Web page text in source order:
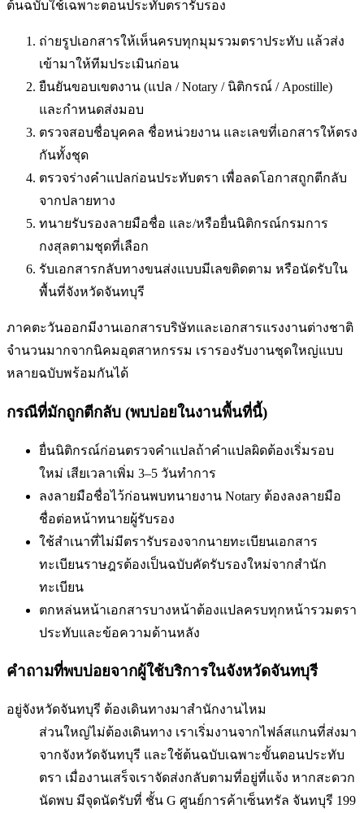
ต้นฉบับใช้เฉพาะตอนประทับตรารับรอง
ถ่ายรูปเอกสารให้เห็นครบทุกมุมรวมตราประทับ แล้วส่ง
เข้ามาให้ทีมประเมินก่อน
ยืนยันขอบเขตงาน (แปล / Notary / นิติกรณ์ / Apostille)
และกำหนดส่งมอบ
ตรวจสอบชื่อบุคคล ชื่อหน่วยงาน และเลขที่เอกสารให้ตรง
กันทั้งชุด
ตรวจร่างคำแปลก่อนประทับตรา เพื่อลดโอกาสถูกตีกลับ
จากปลายทาง
ทนายรับรองลายมือชื่อ และ/หรือยื่นนิติกรณ์กรมการ
กงสุลตามชุดที่เลือก
รับเอกสารกลับทางขนส่งแบบมีเลขติดตาม หรือนัดรับใน
พื้นที่จังหวัดจันทบุรี
ภาคตะวันออกมีงานเอกสารบริษัทและเอกสารแรงงานต่างชาติ
จำนวนมากจากนิคมอุตสาหกรรม เรารองรับงานชุดใหญ่แบบ
หลายฉบับพร้อมกันได้
กรณีที่มักถูกตีกลับ (พบบ่อยในงานพื้นที่นี้)
ยื่นนิติกรณ์ก่อนตรวจคำแปลถ้าคำแปลผิดต้องเริ่มรอบ
ใหม่ เสียเวลาเพิ่ม 3–5 วันทำการ
ลงลายมือชื่อไว้ก่อนพบทนายงาน Notary ต้องลงลายมือ
ชื่อต่อหน้าทนายผู้รับรอง
ใช้สำเนาที่ไม่มีตรารับรองจากนายทะเบียนเอกสาร
ทะเบียนราษฎรต้องเป็นฉบับคัดรับรองใหม่จากสำนัก
ทะเบียน
ตกหล่นหน้าเอกสารบางหน้าต้องแปลครบทุกหน้ารวมตรา
ประทับและข้อความด้านหลัง
คำถามที่พบบ่อยจากผู้ใช้บริการในจังหวัดจันทบุรี
อยู่จังหวัดจันทบุรี ต้องเดินทางมาสำนักงานไหม
ส่วนใหญ่ไม่ต้องเดินทาง เราเริ่มงานจากไฟล์สแกนที่ส่งมา
จากจังหวัดจันทบุรี และใช้ต้นฉบับเฉพาะขั้นตอนประทับ
ตรา เมื่องานเสร็จเราจัดส่งกลับตามที่อยู่ที่แจ้ง หากสะดวก
นัดพบ มีจุดนัดรับที่ ชั้น G ศูนย์การค้าเซ็นทรัล จันทบุรี 199